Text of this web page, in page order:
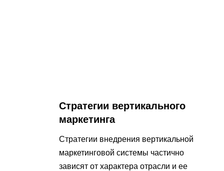
Стратегии вертикального
маркетинга
Стратегии внедрения вертикальной
маркетинговой системы частично
зависят от характера отрасли и ее